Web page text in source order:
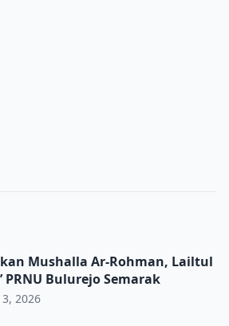
Rohman, Lailtul Ijtima’ PRNU
Mushalla Ar-Rohman, Lailtul
PRNU Bulurejo Semarak
2026